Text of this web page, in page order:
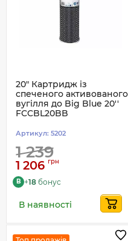
20" Картридж із
спеченого активованого
вугілля до Big Blue 20''
FCCBL20BB
Артикул: 5202
1 239
1 206 грн
B +18 бонус
В наявності